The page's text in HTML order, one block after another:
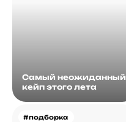
Самый неожиданный
кейп этого лета
#подборка